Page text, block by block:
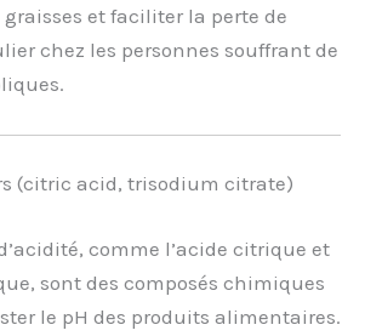
et faciliter la perte de
chez les personnes souffrant de
(citric acid, trisodium citrate)
comme l’acide citrique et
sont des composés chimiques
le pH des produits alimentaires.